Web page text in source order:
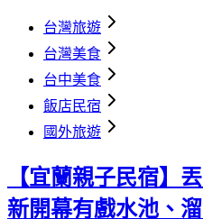
台灣旅遊
台灣美食
台中美食
飯店民宿
國外旅遊
【宜蘭親子民宿】
新開幕有戲水池、